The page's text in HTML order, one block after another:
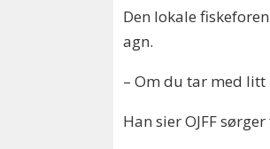
Den lokale
agn.
– Om du tar med
Han sier OJFF